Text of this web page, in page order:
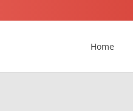
Home